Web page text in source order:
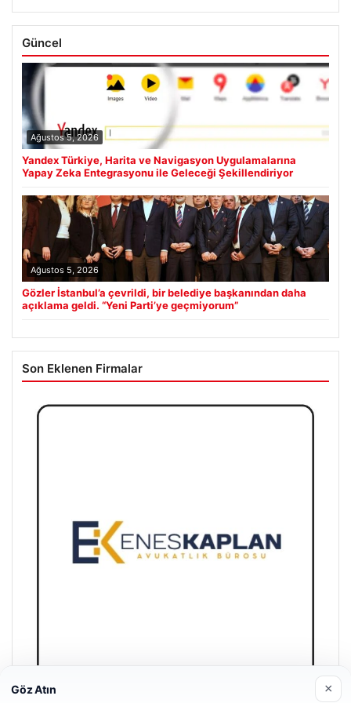
Güncel
Ağustos 5, 2026
Yandex Türkiye, Harita ve Navigasyon Uygulamalarına
Yapay Zeka Entegrasyonu ile Geleceği Şekillendiriyor
Ağustos 5, 2026
Gözler İstanbul’a çevrildi, bir belediye başkanından daha
açıklama geldi. “Yeni Parti’ye geçmiyorum”
Son Eklenen Firmalar
Göz Atın ×